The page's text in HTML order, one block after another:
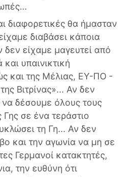
διαφορετικές θα ήμασταν
διαβάσει κάποια
δεν είχαμε μαγευτεί από
υπαινικτική
και της Μέλιας, ΕΥ-ΠΟ -
Βιτρίνας»... Αν δεν
να δέσουμε όλους τους
Γης σε ένα τεράστιο
τη Γη... Αν δεν
και την αγωνία να μη σε
Γερμανοί κατακτητές,
την ευθύνη ότι